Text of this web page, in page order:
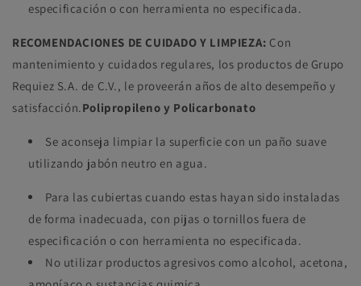
especificación o con herramienta no especificada.
RECOMENDACIONES DE CUIDADO Y LIMPIEZA: Con
mantenimiento y cuidados regulares, los productos de Grupo
Requiez S.A. de C.V., le proveerán años de alto desempeño y
satisfacción.Polipropileno y Policarbonato
Se aconseja limpiar la superficie con un paño suave
utilizando jabón neutro en agua.
Para las cubiertas cuando estas hayan sido instaladas
de forma inadecuada, con pijas o tornillos fuera de
especificación o con herramienta no especificada.
No utilizar productos agresivos como alcohol, acetona,